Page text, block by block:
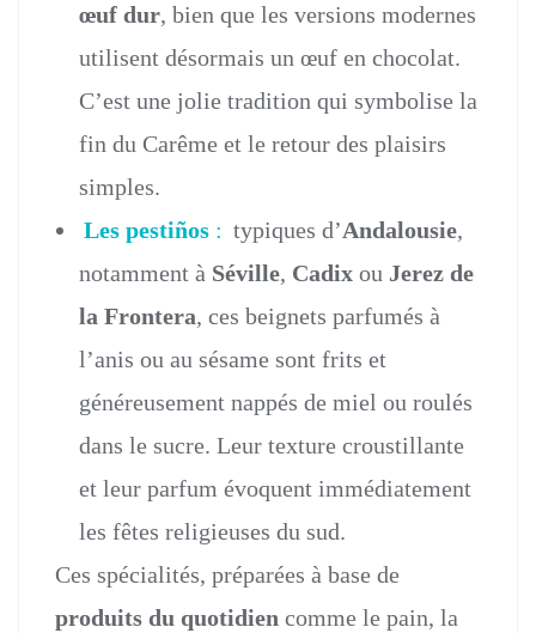
œuf dur, bien que les versions modernes
utilisent désormais un œuf en chocolat.
C’est une jolie tradition qui symbolise la
fin du Carême et le retour des plaisirs
simples.
Les pestiños : typiques d’Andalousie,
notamment à Séville, Cadix ou Jerez de
la Frontera, ces beignets parfumés à
l’anis ou au sésame sont frits et
généreusement nappés de miel ou roulés
dans le sucre. Leur texture croustillante
et leur parfum évoquent immédiatement
les fêtes religieuses du sud.
Ces spécialités, préparées à base de
produits du quotidien comme le pain, la